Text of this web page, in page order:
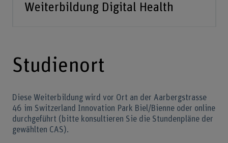
Weiterbildung Digital Health
Studienort
Diese Weiterbildung wird vor Ort an der Aarbergstrasse
46 im Switzerland Innovation Park Biel/Bienne oder online
durchgeführt (bitte konsultieren Sie die Stundenpläne der
gewählten CAS).